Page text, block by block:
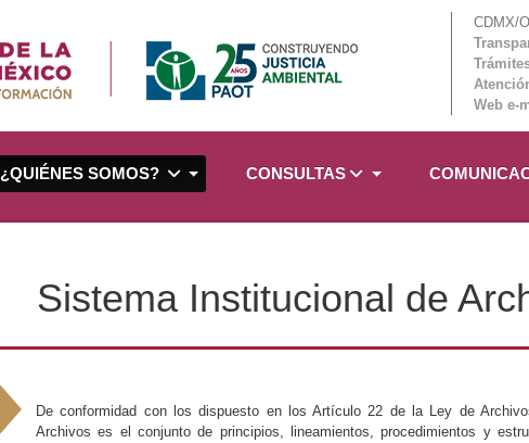
CDMX/
Web e-
¿QUIÉNES SOMOS? CONSULTAS
Sistema Institucional de
De conformidad con los dispuesto en los Artículo 22 de la Ley de
Archivos es el conjunto de principios, lineamientos, procedimientos y